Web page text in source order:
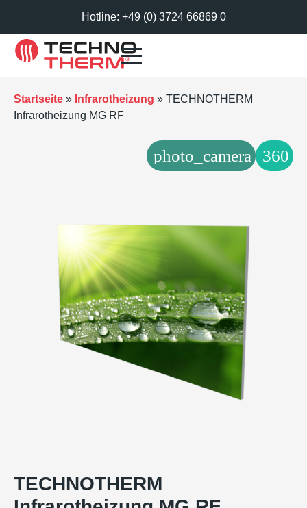
Hotline: +49 (0) 3724 66869 0
Startseite » Infrarotheizung » TECHNOTHERM
Infrarotheizung MG RF
TECHNOTHERM